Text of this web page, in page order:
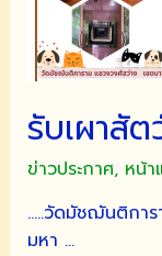
เนื่อง
ใน
วัน
ประจำ
๒๕๖๖
รับเผาสั
ข่าวประกาศ, หน้า
…..วัดมัชฌันติการ
มหา …